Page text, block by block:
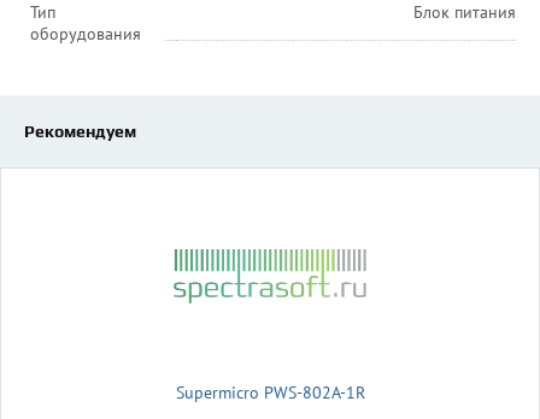
Тип
оборудования
Блок питания
Рекомендуем
Supermicro PWS-802A-1R